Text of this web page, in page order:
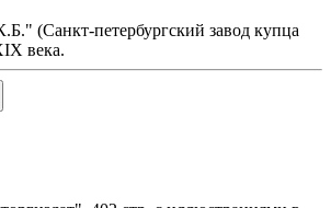
(Санкт-петербургский завод купца
века.